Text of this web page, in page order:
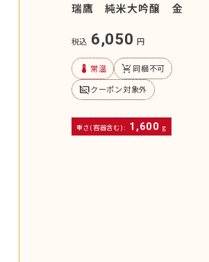
瑞鷹 純米大吟醸 金
税込 6,050 円
device_thermostat 常温 remove_shopping_cart同梱不可
subtitles_offクーポン対象外
重さ(容器含む): 1,600 g